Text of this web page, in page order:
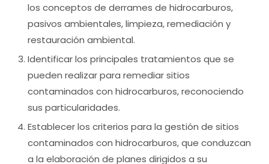
los conceptos de derrames de hidrocarburos,
pasivos ambientales, limpieza, remediación y
restauración ambiental.
Identificar los principales tratamientos que se
pueden realizar para remediar sitios
contaminados con hidrocarburos, reconociendo
sus particularidades.
Establecer los criterios para la gestión de sitios
contaminados con hidrocarburos, que conduzcan
a la elaboración de planes dirigidos a su